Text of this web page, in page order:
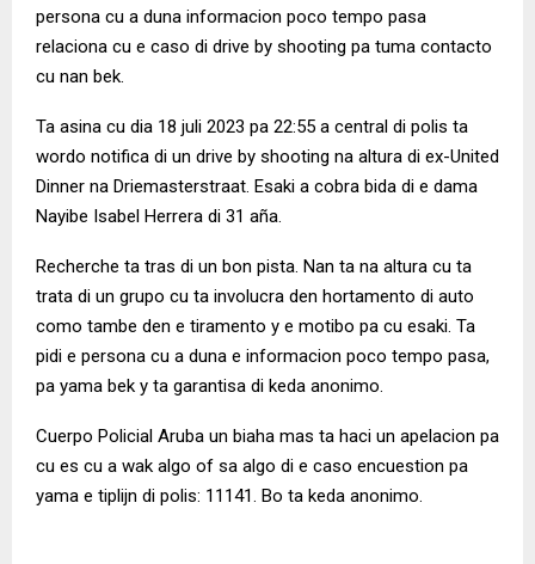
persona cu a duna informacion poco tempo pasa
relaciona cu e caso di drive by shooting pa tuma contacto
cu nan bek.
Ta asina cu dia 18 juli 2023 pa 22:55 a central di polis ta
wordo notifica di un drive by shooting na altura di ex-United
Dinner na Driemasterstraat. Esaki a cobra bida di e dama
Nayibe Isabel Herrera di 31 aña.
Recherche ta tras di un bon pista. Nan ta na altura cu ta
trata di un grupo cu ta involucra den hortamento di auto
como tambe den e tiramento y e motibo pa cu esaki. Ta
pidi e persona cu a duna e informacion poco tempo pasa,
pa yama bek y ta garantisa di keda anonimo.
Cuerpo Policial Aruba un biaha mas ta haci un apelacion pa
cu es cu a wak algo of sa algo di e caso encuestion pa
yama e tiplijn di polis: 11141. Bo ta keda anonimo.